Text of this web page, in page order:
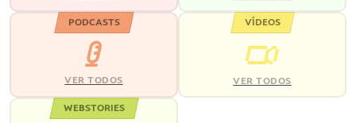
PODCASTS
VER TODOS
VÍDEOS
VER TODOS
WEBSTORIES